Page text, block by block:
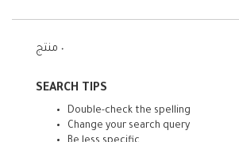
٠ منتج
SEARCH TIPS
Double-check the spelling
Change your search query